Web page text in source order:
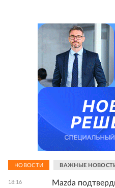
НОВОСТИ ВАЖНЫЕ
18:16
Mazda